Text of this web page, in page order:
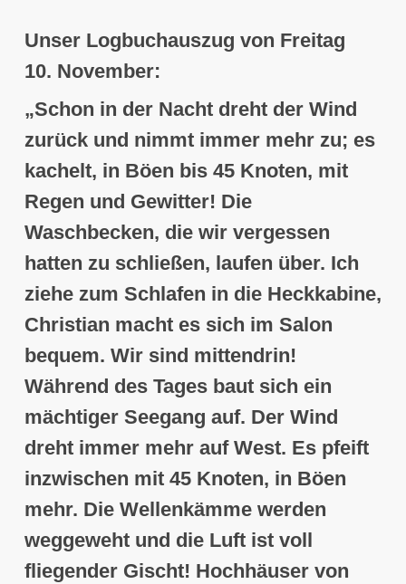
Unser Logbuchauszug von Freitag
10. November:
„Schon in der Nacht dreht der Wind
zurück und nimmt immer mehr zu; es
kachelt, in Böen bis 45 Knoten, mit
Regen und Gewitter! Die
Waschbecken, die wir vergessen
hatten zu schließen, laufen über. Ich
ziehe zum Schlafen in die Heckkabine,
Christian macht es sich im Salon
bequem. Wir sind mittendrin!
Während des Tages baut sich ein
mächtiger Seegang auf. Der Wind
dreht immer mehr auf West. Es pfeift
inzwischen mit 45 Knoten, in Böen
mehr. Die Wellenkämme werden
weggeweht und die Luft ist voll
fliegender Gischt! Hochhäuser von